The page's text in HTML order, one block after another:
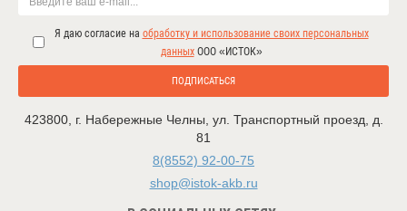
Я даю согласие на обработку и использование своих персональных
данныхООО «ИСТОК»
ПОДПИСАТЬСЯ
423800, г. Набережные Челны ул. Транспортный проезд, д.
81
8(8552) 92-00-75
shop@istok-akb.ru